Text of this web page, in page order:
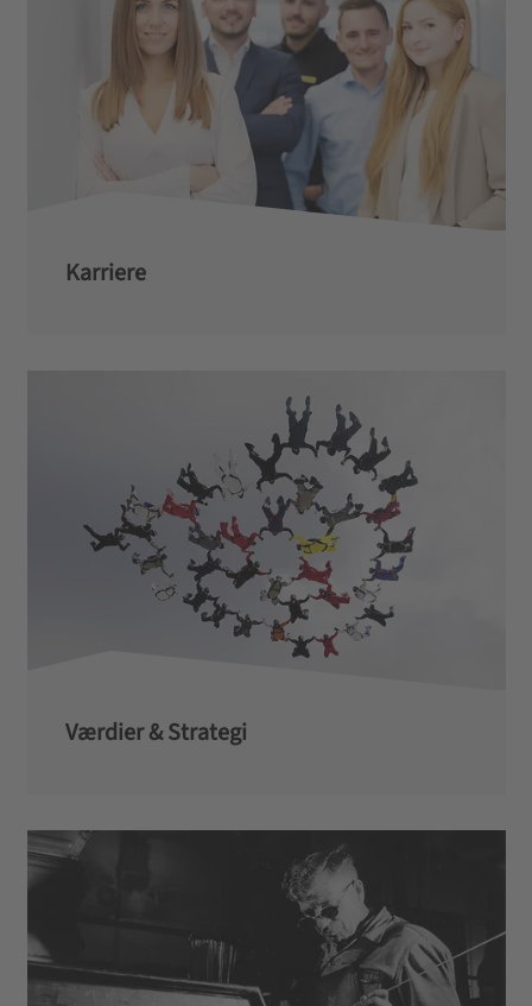
Karriere
Værdier & Strategi